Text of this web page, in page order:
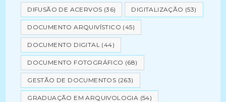
DIFUSÃO DE ACERVOS (36) DIGITALIZAÇÃO (53)
DOCUMENTO ARQUIVÍSTICO (45)
DOCUMENTO DIGITAL (44)
DOCUMENTO FOTOGRÁFICO (68)
GESTÃO DE DOCUMENTOS (263)
GRADUAÇÃO EM ARQUIVOLOGIA (54)